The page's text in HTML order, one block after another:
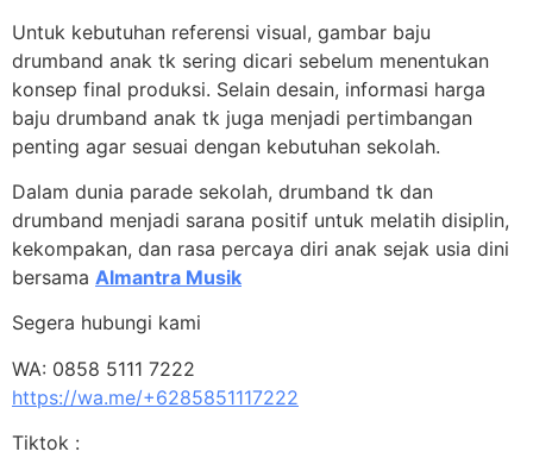
Untuk kebutuhan referensi visual, gambar baju
drumband anak tk sering dicari sebelum menentukan
konsep final produksi. Selain desain, informasi harga
baju drumband anak tk juga menjadi pertimbangan
penting agar sesuai dengan kebutuhan sekolah.
Dalam dunia parade sekolah, drumband tk dan
drumband menjadi sarana positif untuk melatih disiplin,
kekompakan, dan rasa percaya diri anak sejak usia dini
bersama Almantra Musik
Segera hubungi kami
WA: 0858 5111 7222
https://wa.me/+6285851117222
Tiktok :